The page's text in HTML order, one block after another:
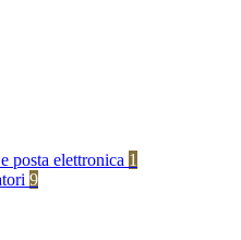
posta elettronica 1
9